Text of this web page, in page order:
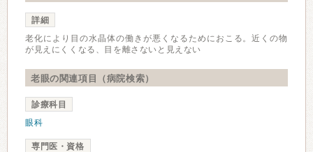
詳細
老化により目の水晶体の働きが悪くなるためにおこる。近くの物
が見えにくくなる、目を離さないと見えない
老眼の関連項目（病院検索）
診療科目
眼科
専門医・資格